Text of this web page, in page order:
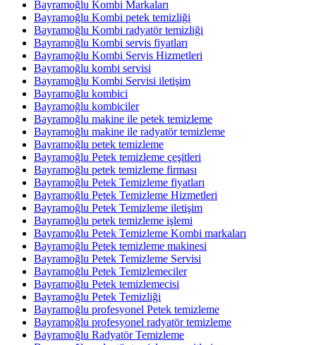
Bayramoğlu Kombi Markaları
Bayramoğlu Kombi petek temizliği
Bayramoğlu Kombi radyatör temizliği
Bayramoğlu Kombi servis fiyatları
Bayramoğlu Kombi Servis Hizmetleri
Bayramoğlu kombi servisi
Bayramoğlu Kombi Servisi iletişim
Bayramoğlu kombici
Bayramoğlu kombiciler
Bayramoğlu makine ile petek temizleme
Bayramoğlu makine ile radyatör temizleme
Bayramoğlu petek temizleme
Bayramoğlu Petek temizleme çeşitleri
Bayramoğlu petek temizleme firması
Bayramoğlu Petek Temizleme fiyatları
Bayramoğlu Petek Temizleme Hizmetleri
Bayramoğlu Petek Temizleme iletişim
Bayramoğlu petek temizleme işlemi
Bayramoğlu Petek Temizleme Kombi markaları
Bayramoğlu Petek temizleme makinesi
Bayramoğlu Petek Temizleme Servisi
Bayramoğlu Petek Temizlemeciler
Bayramoğlu Petek temizlemecisi
Bayramoğlu Petek Temizliği
Bayramoğlu profesyonel Petek temizleme
Bayramoğlu profesyonel radyatör temizleme
Bayramoğlu Radyatör Temizleme